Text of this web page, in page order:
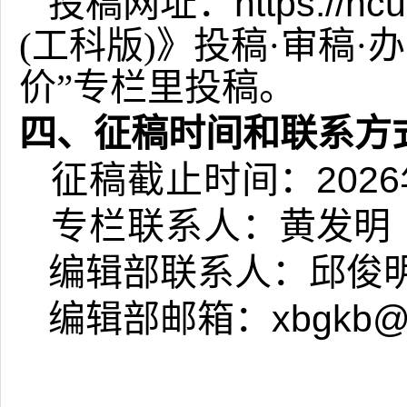
(工科版)》投稿·审稿·
价”专栏里投稿。
四、征稿时间和联系方
征稿截止时间 ： 2026
专栏联系人 ： 黄发明
编辑部联系人：邱俊
编辑部邮箱：